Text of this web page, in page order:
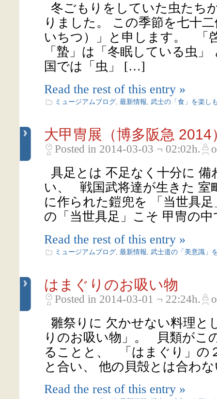
冬ごもりをしていた虫たち
りました。 この季節を七十
いちつ）」と申します。 「
「蟄」は「冬眠している虫
国では「虫」 […]
Read the rest of this entry »
ミュージアムブログ 最新情報 武士の「食」を楽し
大甲冑展（博多阪急 2014
Posted in 2014-03-03 ¬ 02:02h.
具足とは 不足なく十分に
い、 戦国武将達が生きた 室
に作られた鎧兜を 「当世具
の「当世具足」こそ 甲冑の
Read the rest of this entry »
ミュージアムブログ 最新情報 武士道の「美意識」
はまぐりのお吸い物
Posted in 2014-03-01 ¬ 22:24h.
雛祭りに 欠かせない料理と
りのお吸い物」。 貝類がこ
ることと、 「はまぐり」の
と合い、 他の貝殻とは合わ
Read the rest of this entry »